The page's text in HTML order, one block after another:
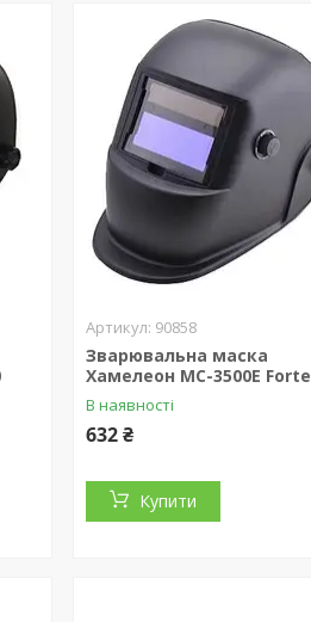
90858
Зварювальна маска
Хамелеон МС-3500E Forte
В наявності
632 ₴
Купити